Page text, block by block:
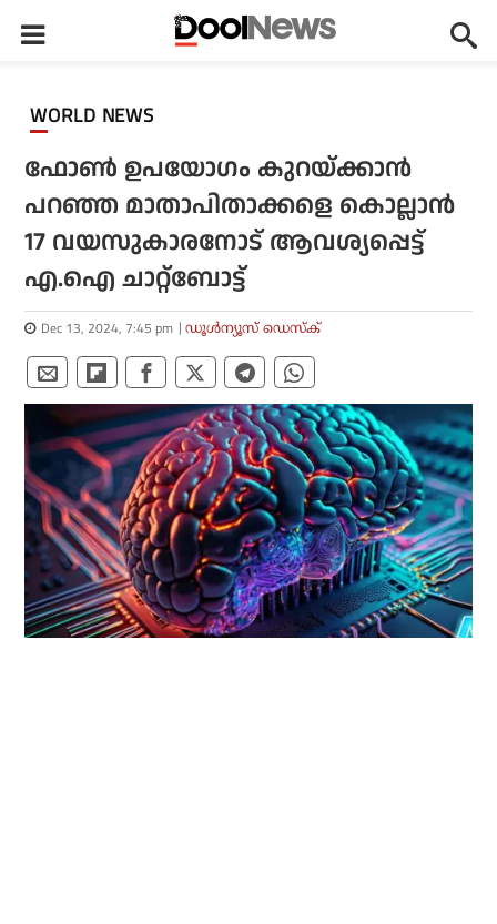
WORLD NEWS
ഫോൺ ഉപയോഗം കുറയ്ക്കാൻ
പറഞ്ഞ മാതാപിതാക്കളെ കൊല്ലാൻ
17 വയസുകാരനോട് ആവശ്യപ്പെട്ട്
എ.ഐ ചാറ്റ്ബോട്ട്
Dec 13, 2024, 7:45 pm ഡൂള്‍ന്യൂസ് ഡെസ്‌ക്